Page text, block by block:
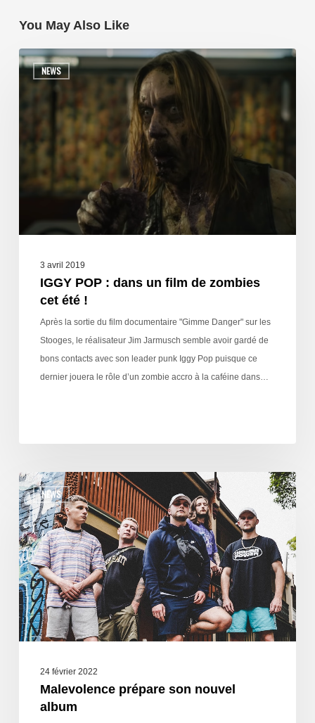
You May Also Like
NEWS
3 avril 2019
IGGY POP : dans un film de zombies
cet été !
Après la sortie du film documentaire "Gimme Danger" sur les
Stooges, le réalisateur Jim Jarmusch semble avoir gardé de
bons contacts avec son leader punk Iggy Pop puisque ce
dernier jouera le rôle d’un zombie accro à la caféine dans…
NEWS
24 février 2022
Malevolence prépare son nouvel
album